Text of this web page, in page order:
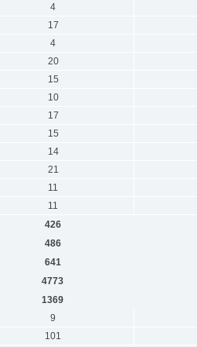
4
17
4
20
15
10
17
15
14
21
11
11
426
486
641
4773
1369
9
101